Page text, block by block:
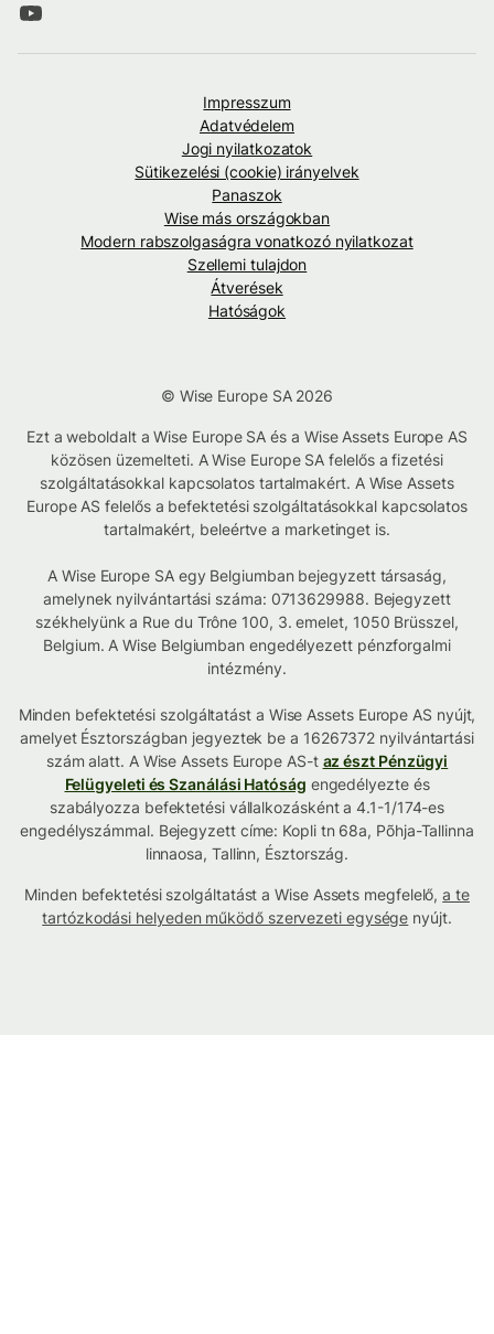
Impresszum
Adatvédelem
Jogi nyilatkozatok
Sütikezelési (cookie) irányelvek
Panaszok
Wise más országokban
Modern rabszolgaságra vonatkozó nyilatkozat
Szellemi tulajdon
Átverések
Hatóságok
© Wise Europe SA 2026
Ezt a weboldalt a Wise Europe SA és a Wise Assets Europe AS
közösen üzemelteti. A Wise Europe SA felelős a fizetési
szolgáltatásokkal kapcsolatos tartalmakért. A Wise Assets
Europe AS felelős a befektetési szolgáltatásokkal kapcsolatos
tartalmakért, beleértve a marketinget is.
A Wise Europe SA egy Belgiumban bejegyzett társaság,
amelynek nyilvántartási száma: 0713629988. Bejegyzett
székhelyünk a Rue du Trône 100, 3. emelet, 1050 Brüsszel,
Belgium. A Wise Belgiumban engedélyezett pénzforgalmi
intézmény.
Minden befektetési szolgáltatást a Wise Assets Europe AS nyújt,
amelyet Észtországban jegyeztek be a 16267372 nyilvántartási
szám alatt. A Wise Assets Europe AS-t az észt Pénzügyi
Felügyeleti és Szanálási Hatóság engedélyezte és
szabályozza befektetési vállalkozásként a 4.1-1/174-es
engedélyszámmal. Bejegyzett címe: Kopli tn 68a, Põhja-Tallinna
linnaosa, Tallinn, Észtország.
Minden befektetési szolgáltatást a Wise Assets megfelelő,a te
tartózkodási helyeden működő szervezeti egysége nyújt.